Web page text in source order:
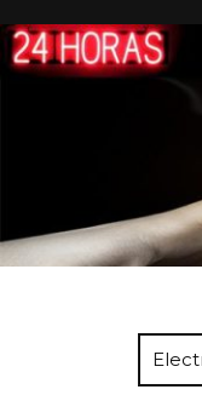
al
contenido